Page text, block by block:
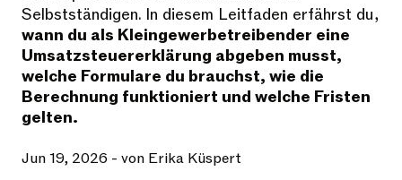
Selbstständigen. In diesem Leitfaden erfährst du,
wann du als Kleingewerbetreibender eine
Umsatzsteuererklärung abgeben musst,
welche Formulare du brauchst, wie die
Berechnung funktioniert und welche Fristen
gelten.
Jun 19, 2026 - von Erika Küspert